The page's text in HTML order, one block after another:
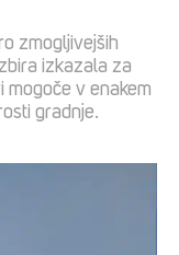
zmogljivejših
izkazala za
mogoče v enakem
gradnje.